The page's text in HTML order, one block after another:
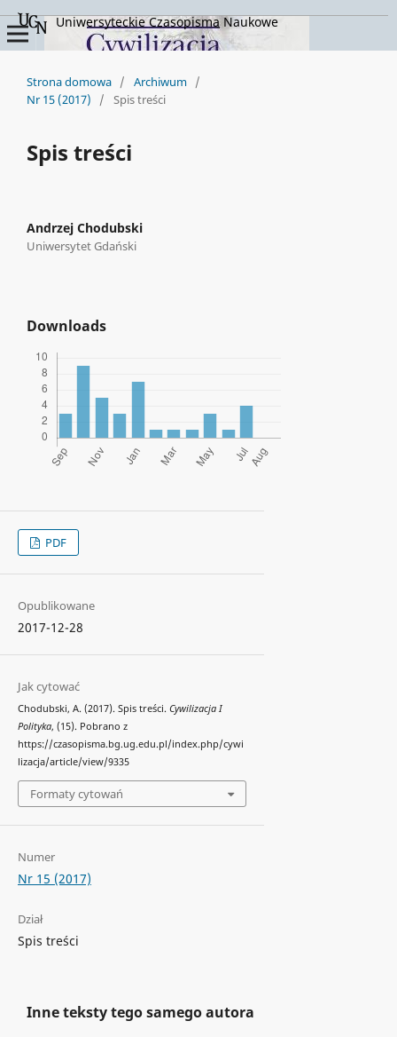
Uniwersyteckie Czasopisma Naukowe
Strona domowa / Archiwum /
Nr 15 (2017)
/ Spis treści
Spis treści
Andrzej Chodubski
Uniwersytet Gdański
Downloads
PDF
Opublikowane
2017-12-28
Jak cytować
Chodubski, A. (2017). Spis treści. Cywilizacja I
Polityka, (15). Pobrano z
https://czasopisma.bg.ug.edu.pl/index.php/cywi
lizacja/article/view/9335
Formaty cytowań
Numer
Nr 15 (2017)
Dział
Spis treści
Inne teksty tego samego autora